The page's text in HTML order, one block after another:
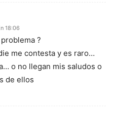
18:06
?
me contesta y es raro…
o no llegan mis saludos o
de ellos